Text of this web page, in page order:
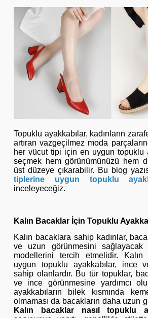
Topuklu ayakkabılar, kadınların
artıran vazgeçilmez moda
her vücut tipi için en uygun topuklu
seçmek hem görünümünüzü hem
üst düzeye çıkarabilir. Bu blog
tiplerine uygun topuklu
inceleyeceğiz.
Kalın Bacaklar İçin Topuklu
Kalın bacaklara sahip kadınlar,
ve uzun görünmesini sağlayacak
modellerini tercih etmelidir.
uygun topuklu ayakkabılar, ince
sahip olanlardır. Bu tür topuklar,
ve ince görünmesine yardımcı
ayakkabıların bilek kısmında
olmaması da bacakların daha uzun
Kalın bacaklar nasıl topuklu